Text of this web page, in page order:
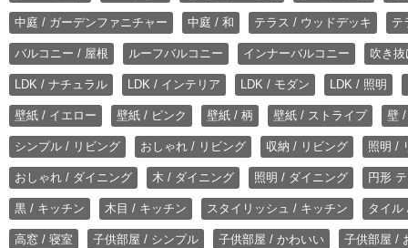
中庭 / ガーデンファニチャー 中庭 / 和 テラス / ウッドデッキ テ
バルコニー / 屋根 ルーフバルコニー インナーバルコニー 吹き
LDK / ナチュラル LDK / インテリア LDK / モダン LDK / 照明
壁紙 / イエロー 壁紙 / ピンク 壁紙 / 柄 壁紙 / ストライプ 壁
シンプル / リビング おしゃれ / リビング 収納 / リビング 照明 /
おしゃれ / ダイニング 木 / ダイニング 照明 / ダイニング 円形
黒 / キッチン 木目 / キッチン スタイリッシュ / キッチン タイル
高窓 / 寝室 子供部屋 / シンプル 子供部屋 / かわいい 子供部屋 /